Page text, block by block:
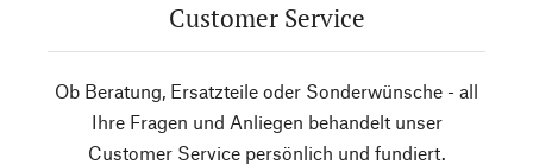
Customer Service
Ob Beratung, Ersatzteile oder Sonderwünsche - all
Ihre Fragen und Anliegen behandelt unser
Customer Service persönlich und fundiert.